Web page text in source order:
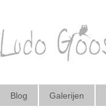
Blog Galerijen